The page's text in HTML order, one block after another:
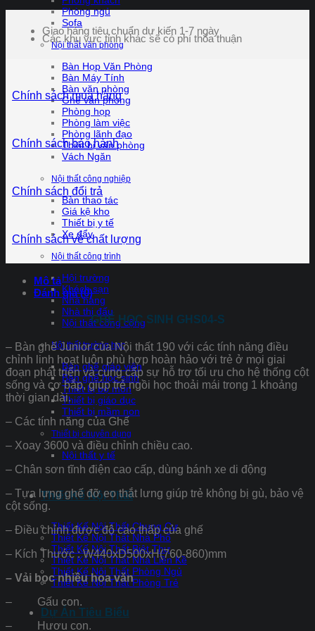
Phòng ngủ
Sofa
Nội thất văn phòng
Bàn Họp Văn Phòng
Bàn Máy Tính
Bàn văn phòng
Ghế văn phòng
Phòng họp
Phòng làm việc
Phòng lãnh đạo
Thiết bị văn phòng
Vách Ngăn
Nội thất công nghiệp
Bàn thao tác
Giá kệ kho
Thiết bị y tế
Xe đẩy
Nội thất công trình
Hội trường
Khách sạn
Nhà hàng
Nhà thi đấu
Nội thất công cộng
Nội thất trường học
Bàn ghế giáo viên
Bàn ghế học sinh
Thiết bị bộ môn
Thiết bị giáo dục
Thiết bị mầm non
Thiết bị chuyên dụng
Nội thất y tế
Thiết Kế Nội Thất
Thiết Kế Nội Thất Chung Cư
Thiết Kế Nội Thất Nhà Phố
Thiết Kế Nội Thất Biệt Thự
Thiết Kế Nội Thất Nhà Liền Kề
Thiết Kế Nội Thất Phòng Ngủ
Thiết Kế Nội Thất Phòng Trẻ
Dự Án Tiêu Biểu
Giao hàng tiêu chuẩn dự kiến 1-7 ngày
Các khu vực tỉnh khác sẽ có phí thỏa thuận
Chính sách mua hàng
Chính sách bảo hành
Chính sách đổi trả
Chính sách về chất lượng
Mô tả
Đánh giá (0)
GHẾ HỌC SINH GHS04-S
– Bàn ghế Junior của Nội thất 190 với các tính năng điều
chỉnh linh hoạt luôn phù hợp hoàn hảo với trẻ ở mọi giai
đoạn phát triển và cung cấp sự hỗ trợ tối ưu cho hệ thống cột
sống và cơ bắp, giúp trẻ ngồi học thoải mái trong 1 khoảng
thời gian dài.
– Các tính năng của Ghế
– Xoay 3600 và điều chỉnh chiều cao.
– Chân sơn tĩnh điện cao cấp, dùng bánh xe di động
– Tựa lưng ghế đỡ eo thắt lưng giúp trẻ không bị gù, bảo vệ
cột sống.
– Điều chỉnh được độ cao thấp của ghế
– Kích Thước : W440xD500xH(760-860)mm
– Vải bọc nhiều hoa văn
– Gấu con.
– Hươu con.